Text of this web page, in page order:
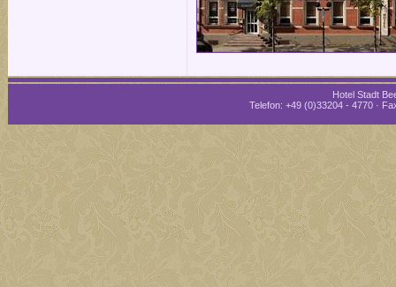
Hotel Stadt
Telefon: +49 (0)33204 - 4770 ·